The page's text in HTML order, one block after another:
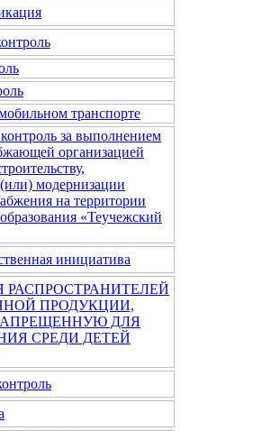
транспорте
за выполнением
организацией
модернизации
на территории
«Теучежский
инициатива
РАСПРОСТРАНИТЕЛЕЙ
ПРОДУКЦИИ,
ДЛЯ
СРЕДИ ДЕТЕЙ